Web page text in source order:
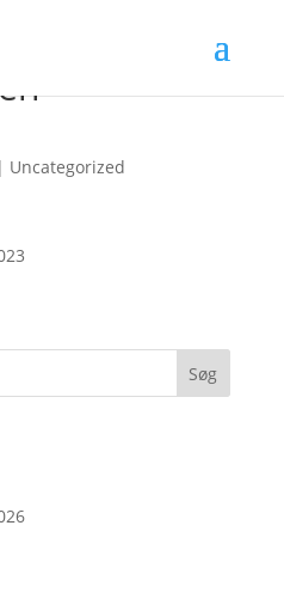
–
| Uncategorized